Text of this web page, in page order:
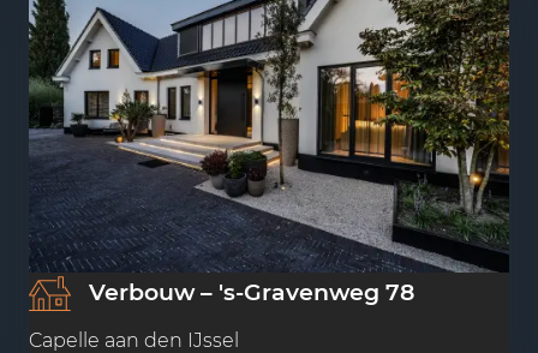
Verbouw – 's-Gravenweg 78
Capelle aan den IJssel